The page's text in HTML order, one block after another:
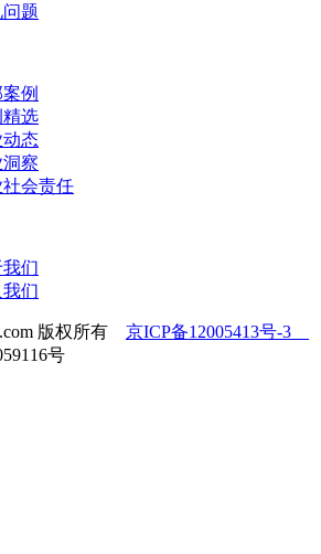
题
例
选
态
察
会责任
们
们
版权所有 京ICP备12005413号-3
号